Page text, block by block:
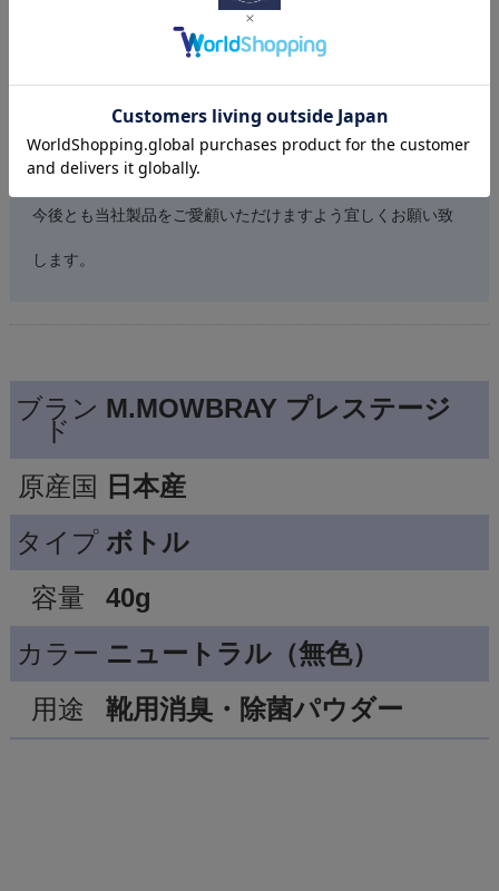
コメントにある通り、靴の中が蒸れる夏場に効果を発揮しま
す。もちろん、通年でお使いいただけるので、ニオイが気に
なるときは是非お使いください。
今後とも当社製品をご愛顧いただけますよう宜しくお願い致
します。
ブラン
ド
M.MOWBRAY プレステージ
原産国
日本産
タイプ ボトル
容量
40g
カラー ニュートラル（無色）
用途
靴用消臭・除菌パウダー